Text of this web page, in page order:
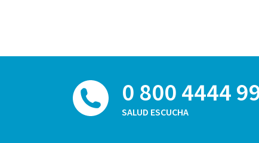
0 800 4444
SALUD ESCUCHA